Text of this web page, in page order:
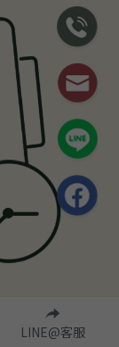
LINE@客服